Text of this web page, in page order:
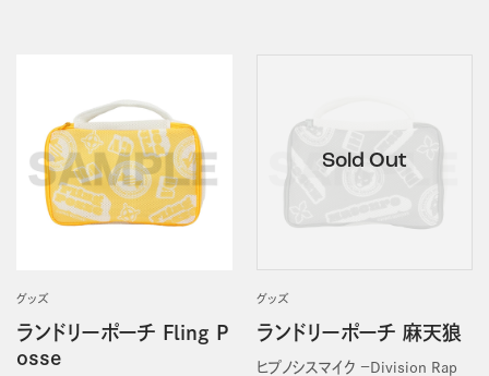
グッズ
ランドリーポーチ Fling P
osse
グッズ
ランドリーポーチ 麻天狼
ヒプノシスマイク －Division Rap